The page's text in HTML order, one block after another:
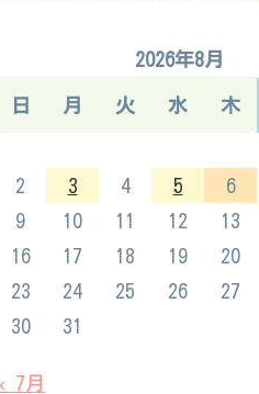
2026年8月
日 月 火 水 木
2
3 4 5 6
9
10 11 12 13
16
17 18 19 20
23
24 25 26 27
30
31
7月